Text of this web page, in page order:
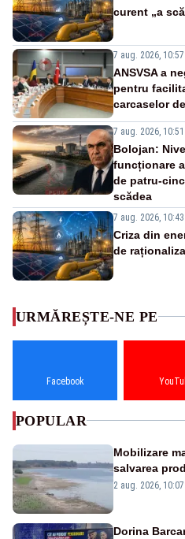
curent „a
7 aug. 2026, 10:57
ANSVSA a
pentru
carcaselor
7 aug. 2026, 10:51
Bolojan:
funcționare
de patru-
scădea
7 aug. 2026, 10:43
Criza din
de
URMĂREȘTE-NE PE
Facebook
POPULAR
Mobilizare
salvarea
va detona o
2 aug. 2026, 10:07
Dorina